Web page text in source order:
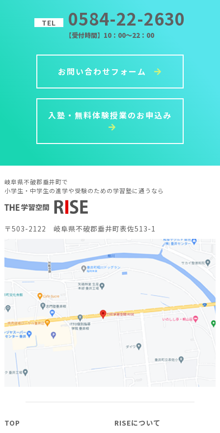
TEL 0584-22-2630
【受付時間】10：00～22：00
お問い合わせフォーム
入塾・無料体験授業のお申込み
岐阜県不破郡垂井町で
小学生・中学生の進学や受験のための学習塾に通うなら
〒503-2122 岐阜県不破郡垂井町表佐513-1
TOP RISEについて